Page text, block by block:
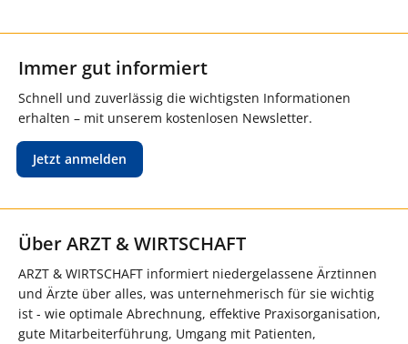
Immer gut informiert
Schnell und zuverlässig die wichtigsten Informationen
erhalten – mit unserem kostenlosen Newsletter.
Jetzt anmelden
Über ARZT & WIRTSCHAFT
ARZT & WIRTSCHAFT informiert niedergelassene Ärztinnen
und Ärzte über alles, was unternehmerisch für sie wichtig
ist - wie optimale Abrechnung, effektive Praxisorganisation,
gute Mitarbeiterführung, Umgang mit Patienten,